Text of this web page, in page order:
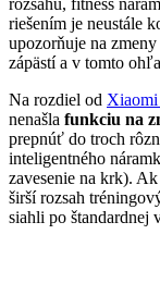
rozsahu, fitness
riešením je neustále
upozorňuje na
zápästí a v tomto
Na rozdiel od Xiaomi
nenašla funkciu na
prepnúť do troch
inteligentného
zavesenie na krk).
širší rozsah
siahli po štandardnej